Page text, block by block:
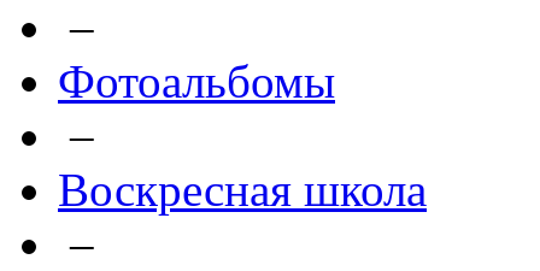
–
Фотоальбомы
–
Воскресная школа
–